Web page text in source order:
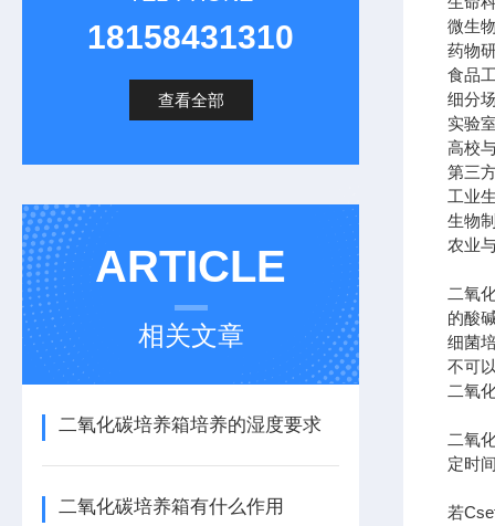
18158431310
查看全部
ARTICLE
相关文章
二氧化碳培养箱培养的湿度要求
二氧化碳培养箱有什么作用
微生
药物
食品
细分
实验
高校
第三
工业
生物
农业
二氧
的酸
细菌
不可
二氧
二氧
定时
若